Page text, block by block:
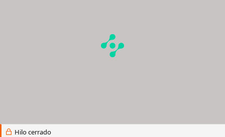
Hilo cerrado